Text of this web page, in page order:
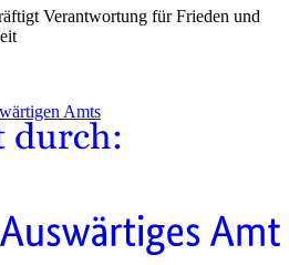
Verantwortung für Frieden und
Amts